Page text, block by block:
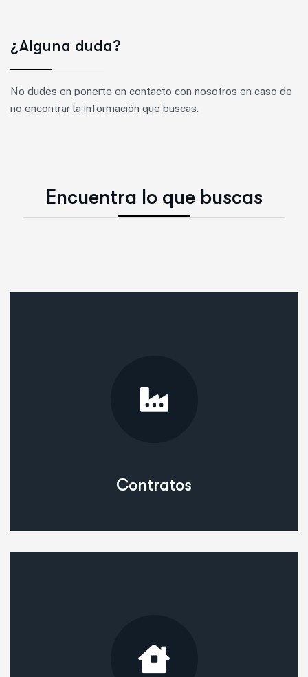
¿Alguna duda?
No dudes en ponerte en contacto con nosotros en caso de
no encontrar la información que buscas.
Encuentra lo que buscas
Contratos